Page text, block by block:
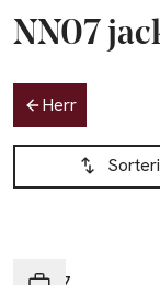
NN07
Hoppa till
Herr
Hoppa till
Lista över